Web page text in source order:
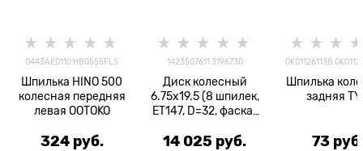
0443AE0110 HB0555FLS
Шпилька HINO 500
колесная передняя
левая OOTOKO
324 руб.
1423507611 3196730
Диск колесный
6.75x19.5 (8 шпилек,
ET147, D=32, фаска)
14 025 руб.
0K01126113B
Шпилька
задняя
73 руб.